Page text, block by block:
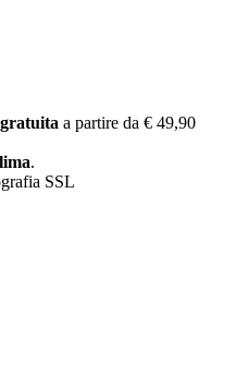
a partire da € 49,90
.
SSL